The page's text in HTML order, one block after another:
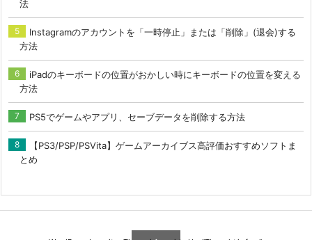
法
Instagramのアカウントを「一時停止」または「削除」(退会)する
方法
iPadのキーボードの位置がおかしい時にキーボードの位置を変える
方法
PS5でゲームやアプリ、セーブデータを削除する方法
【PS3/PSP/PSVita】ゲームアーカイブス高評価おすすめソフトま
とめ